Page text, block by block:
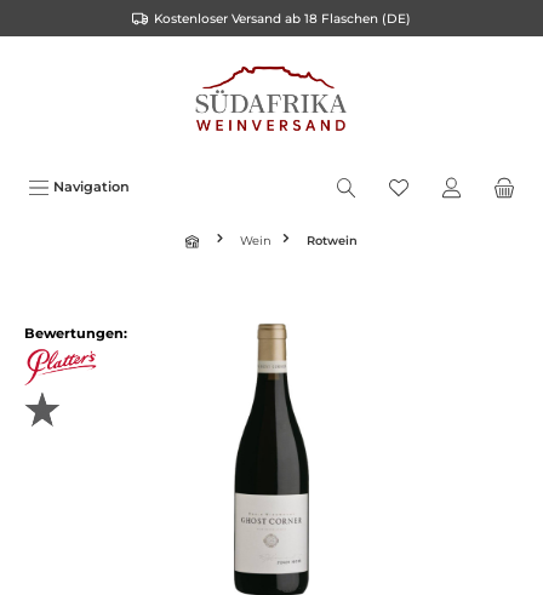
Kostenloser Versand ab 18 Flaschen (DE)
Navigation
Wein Rotwein
Bewertungen: